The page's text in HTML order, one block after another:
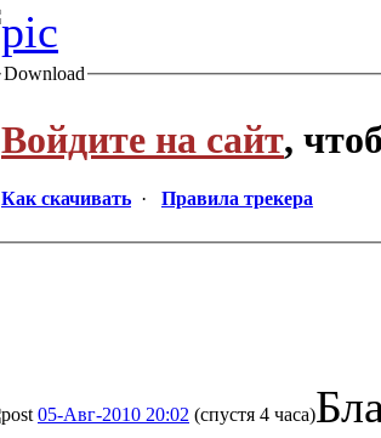
Download
Войдите на сайт,
Как скачивать · Правила трекера
05-Авг-2010 20:02 (спустя 4 часа)